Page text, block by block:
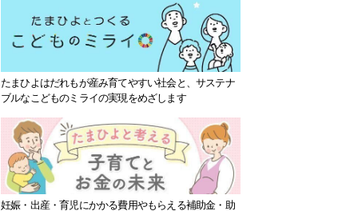
たまひよはだれもが産み育てやすい社会と、サステナ
ブルなこどものミライの実現をめざします
妊娠・出産・育児にかかる費用やもらえる補助金・助